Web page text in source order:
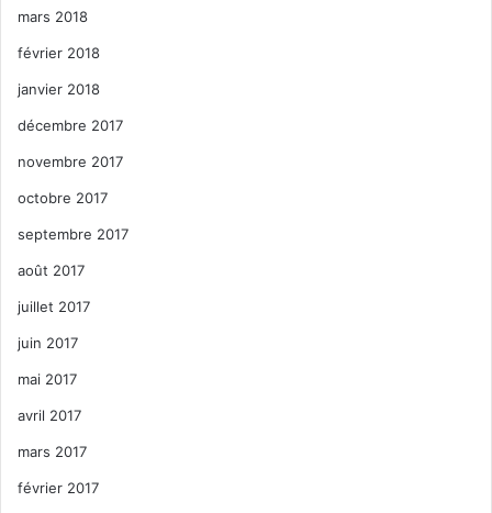
mars 2018
février 2018
janvier 2018
décembre 2017
novembre 2017
octobre 2017
septembre 2017
août 2017
juillet 2017
juin 2017
mai 2017
avril 2017
mars 2017
février 2017